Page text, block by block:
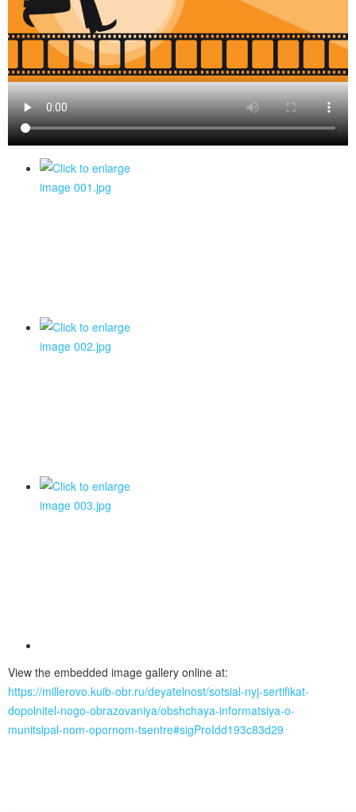
View the embedded image gallery online at:
https://millerovo.kuib-obr.ru/deyatelnost/sotsial-nyj-sertifikat-
dopolnitel-nogo-obrazovaniya/obshchaya-informatsiya-o-
munitsipal-nom-opornom-tsentre#sigProIdd193c83d29